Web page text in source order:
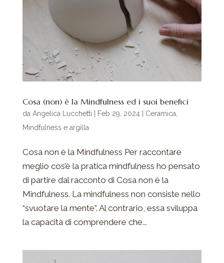
Cosa (non) è la Mindfulness ed i suoi benefici
da Angelica Lucchetti Feb 29, 2024| Ceramica
Mindfulness e argilla
Cosa non è la Mindfulness Per raccontare
meglio cos’è la pratica mindfulness ho pensato
di partire dal racconto di Cosa non è la
Mindfulness. La mindfulness non consiste nello
“svuotare la mente”. Al contrario, essa sviluppa
la capacità di comprendere che...